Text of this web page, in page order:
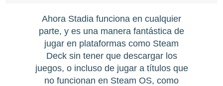
Ahora Stadia funciona en cualquier
parte, y es una manera fantástica de
jugar en plataformas como Steam
Deck sin tener que descargar los
juegos, o incluso de jugar a títulos que
no funcionan en Steam OS, como